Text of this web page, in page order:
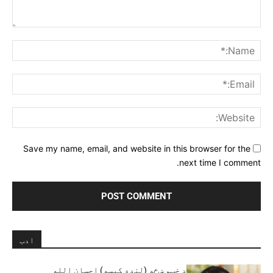
Save my name, email, and website in this browser for the
next time I comment.
ادب
د خټو ښځه (لنډه کیسه) احسان الله